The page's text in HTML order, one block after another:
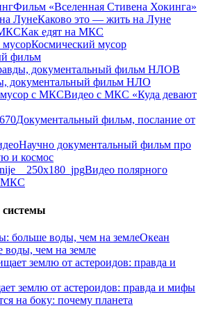
Фильм «Вселенная Стивена Хокинга»
Каково это — жить на Луне
Как едят на МКС
Космический мусор
фильм
В
документальный фильм НЛО
Видео с МКС «Куда девают
Документальный фильм, послание от
Научно документальный фильм про
и космос
Видео полярного
МКС
Океан
воды, чем на земле
землю от астероидов: правда и мифы